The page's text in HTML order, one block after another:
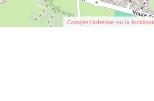
Corriger l’adresse ou la